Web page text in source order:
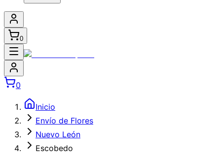
0
0
Inicio
Envío de Flores
Nuevo León
Escobedo